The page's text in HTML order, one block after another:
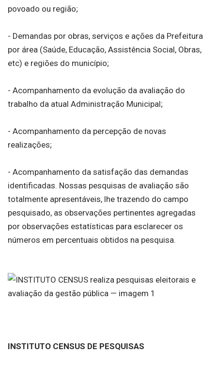
povoado ou região;
- Demandas por obras, serviços e ações da Prefeitura
por área (Saúde, Educação, Assistência Social, Obras,
etc) e regiões do município;
- Acompanhamento da evolução da avaliação do
trabalho da atual Administração Municipal;
- Acompanhamento da percepção de novas
realizações;
- Acompanhamento da satisfação das demandas
identificadas. Nossas pesquisas de avaliação são
totalmente apresentáveis, lhe trazendo do campo
pesquisado, as observações pertinentes agregadas
por observações estatísticas para esclarecer os
números em percentuais obtidos na pesquisa.
INSTITUTO CENSUS DE PESQUISAS